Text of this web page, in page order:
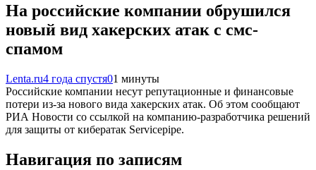
На российские компании обрушился
новый вид хакерских атак с смс-
спамом
Lenta.ru4 года спустя01 минуты
Российские компании несут репутационные и финансовые
потери из-за нового вида хакерских атак. Об этом сообщают
РИА Новости со ссылкой на компанию-разработчика решений
для защиты от кибератак Servicepipe.
Навигация по записям